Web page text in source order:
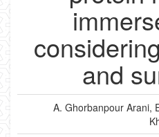
and
A. Ghorbanpour Arani,